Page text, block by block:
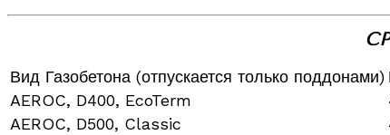
Вид Газобетона (отпускается только поддонами)
AEROC, D400, EcoTerm
AEROC, D500, Classic